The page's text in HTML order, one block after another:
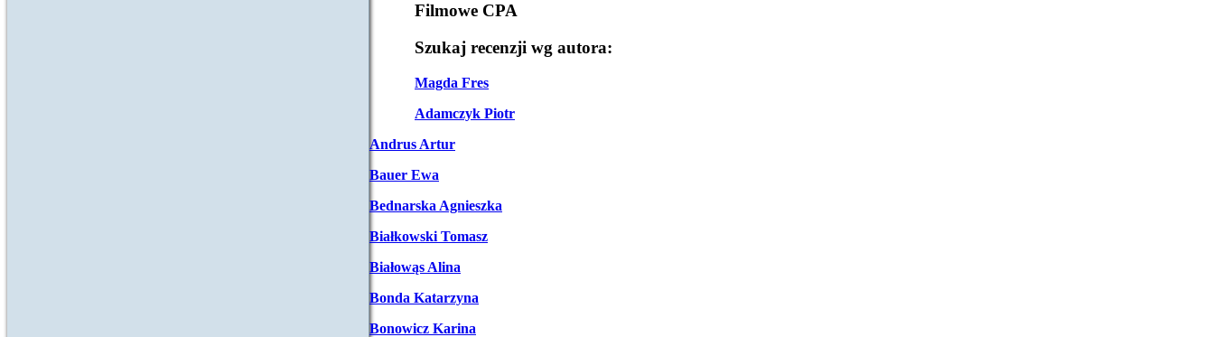
Filmowe CPA
Szukaj recenzji wg autora:
Magda Fres
Adamczyk Piotr
Andrus Artur
Bauer Ewa
Bednarska Agnieszka
Białkowski Tomasz
Białowąs Alina
Bonda Katarzyna
Bonowicz Karina